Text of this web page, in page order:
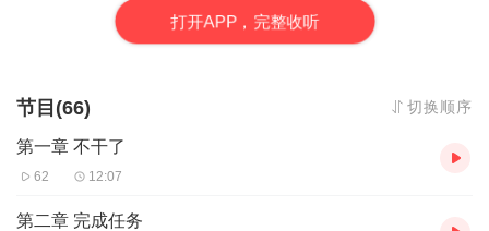
是有特殊奖励的。看一代特工如何抱得美人归！
打开APP，完整收听
节目(66) 切换顺序
第一章 不干了
62 12:07
第二章 完成任务